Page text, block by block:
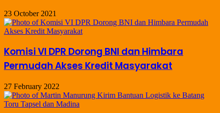
23 October 2021
Komisi VI DPR Dorong BNI dan Himbara
Permudah Akses Kredit Masyarakat
27 February 2022